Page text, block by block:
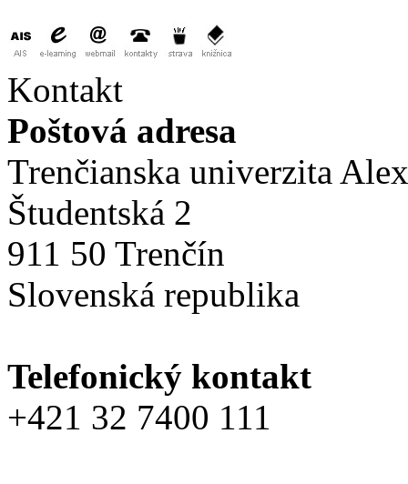
Kontakt
Poštová adresa
Trenčianska univerzita
Študentská 2
911 50 Trenčín
Slovenská republika
Telefonický kontakt
+421 32 7400 111